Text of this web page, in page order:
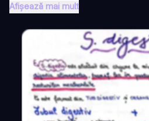
Afișează mai mult